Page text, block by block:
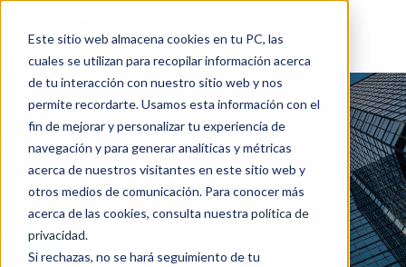
Este sitio web almacena cookies en tu PC, las
cuales se utilizan para recopilar información acerca
de tu interacción con nuestro sitio web y nos
permite recordarte. Usamos esta información con el
fin de mejorar y personalizar tu experiencia de
navegación y para generar analíticas y métricas
acerca de nuestros visitantes en este sitio web y
otros medios de comunicación. Para conocer más
acerca de las cookies, consulta nuestra política de
privacidad.
Si rechazas, no se hará seguimiento de tu